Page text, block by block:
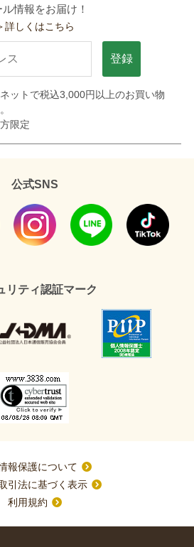
ル情報をお届け！
詳しくはこちら
登録
ットで税込3,000円以上のお買い物
限定
公式SNS
リティ認証マーク
報保護について
引法に基づく表示
利用規約